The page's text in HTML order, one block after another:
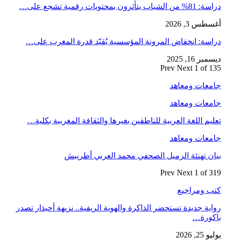
دراسة: 81% من الشباب يتأثرون بمحتويات رقمية تشجع على…
أغسطس 3, 2026
دراسة: انخفاض المرونة المؤسسية يُقيّد قدرة المغرب على…
ديسمبر 16, 2025
Prev Next 1 of 135
جامعات ومعاهد
جامعات ومعاهد
تعليم اللغة العربية للناطقين بغيرها والثقافة المغربية بكلية…
جامعات ومعاهد
بيان تهنئة الزميل الصحفي محمد العربي أطريبش
Prev Next 1 of 319
كتب ومراجيع
رواية جديدة تستحضر الذاكرة والهوية الريفية.. نزيهة أحيذار تصدر
باكورة…
يوليو 25, 2026